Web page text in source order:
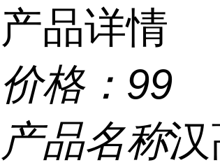
产品详情
价格： 99
产品名称汉